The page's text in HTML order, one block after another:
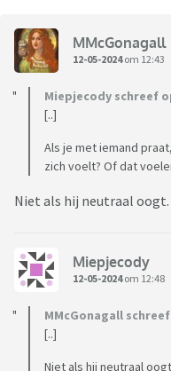
MMcGonagall
12-05-2024om 12:43
Miepjecody schreef
[..]
Als je met iemand
zich voelt? Of dat
Niet als hij neutraal oogt.
Miepjecody
12-05-2024om 12:48
MMcGonagall schreef
[..]
Niet als hij neutraal